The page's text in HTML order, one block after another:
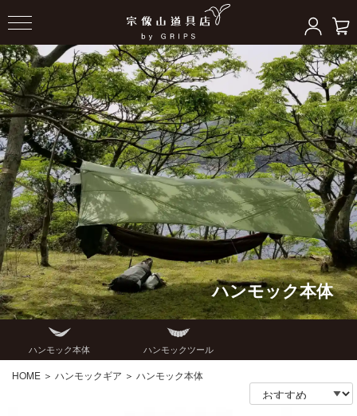
ハンモック本体
ハンモック本体 ハンモックツール
HOME ＞ ハンモックギア ＞ ハンモック本体